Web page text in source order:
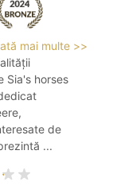
mai multe >>
Sia's horses
de
...